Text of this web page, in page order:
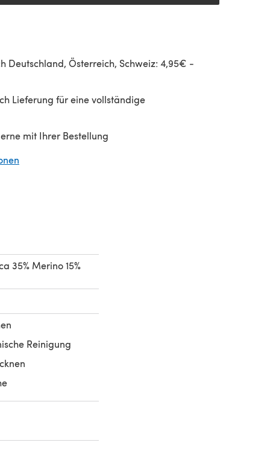
Deutschland, Österreich, Schweiz: 4,95€ -
Lieferung für eine vollständige
mit Ihrer Bestellung
35% Merino 15%
Reinigung